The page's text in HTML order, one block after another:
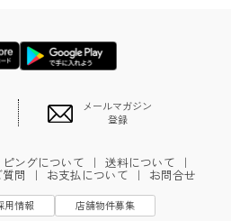
メールマガジン
登録
ングについて ｜ 送料について ｜
問 ｜ お支払について ｜ お問合せ
用情報 店舗物件募集